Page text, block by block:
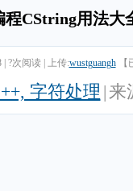
程CString用法大
?次阅读 上传:wustguangh
字符处理 | 来